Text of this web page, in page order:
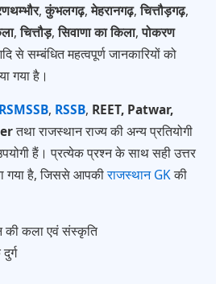
,कुंभलगढ़,मेहरानगढ़,चित्तौड़गढ़,
,चित्तौड़,सिवाणा का किला,पोकरण
से सम्बंधित महत्वपूर्ण जानकारियों को
गया है।
RSMSSB, RSSB, REET, Patwar,
तथा राजस्थान राज्य की अन्य प्रतियोगी
हैं। प्रत्येक प्रश्न के साथ सही उत्तर
गया है, जिससे आपकीराजस्थान GKकी
की कला एवं संस्कृति